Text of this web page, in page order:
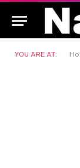
YOU ARE AT: